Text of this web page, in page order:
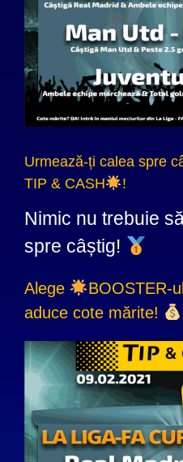
Urmează-ți calea spre
TIP & CASH
!
Nimic nu trebuie
spre câștig!
Alege BOOSTER-
aduce cote mărite!